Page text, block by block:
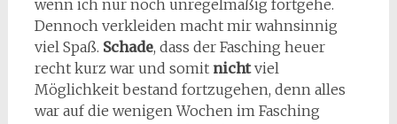
wenn ich nur noch unregelmäßig fortgehe.
Dennoch verkleiden macht mir wahnsinnig
viel Spaß. Schade, dass der Fasching heuer
recht kurz war und somit nichtviel
Möglichkeit bestand fortzugehen, denn alles
war auf die wenigen Wochen im Fasching